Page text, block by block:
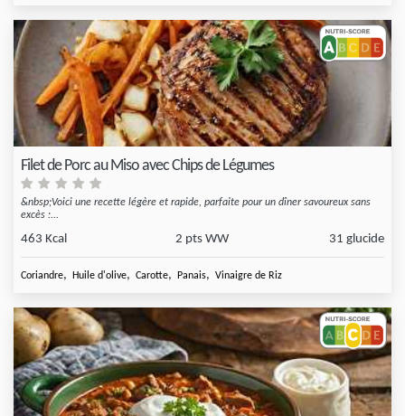
Filet de Porc au Miso avec Chips de Légumes
&nbsp;Voici une recette légère et rapide, parfaite pour un dîner savoureux sans
excès :...
463 Kcal 2 pts WW 31 glucide
Coriandre, Huile d'olive, Carotte, Panais, Vinaigre de Riz